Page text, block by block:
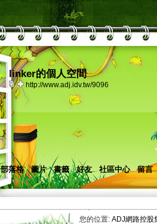
linker的個人空間
http://www.adj.idv.tw/9096
部落格 圖片 書籤 好友 社區中心 留言
您的位置: ADJ網路控股